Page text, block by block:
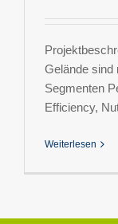
Gelände sind
Segmenten
Efficiency,
Weiterlesen